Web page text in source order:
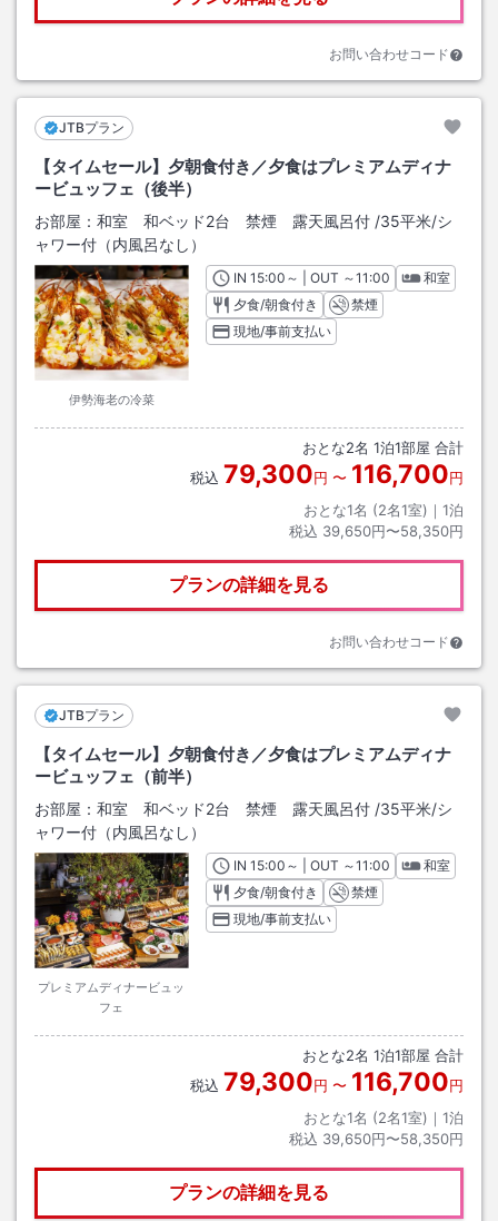
お問い合わせコード
JTBプラン
【タイムセール】夕朝食付き／夕食はプレミアムディナ
ービュッフェ（後半）
お部屋： 和室 和ベッド2台 禁煙 露天風呂付 /35平米/シ
ャワー付（内風呂なし）
伊勢海老の冷菜
INチェックイン
15:00 ～ | OUT チェックアウト
～11:00
和室
夕食/朝食付き
禁煙
現地/事前支払い
おとな2名 1泊1部屋 合計
税込 79,300円 〜 116,700円
おとな1名 (2名1室)｜ 1泊
税込 39,650円〜58,350円
プランの詳細を見る
お問い合わせコード
JTBプラン
【タイムセール】夕朝食付き／夕食はプレミアムディナ
ービュッフェ（前半）
お部屋： 和室 和ベッド2台 禁煙 露天風呂付 /35平米/シ
ャワー付（内風呂なし）
プレミアムディナービュッ
フェ
INチェックイン
15:00 ～ | OUT チェックアウト
～11:00
和室
夕食/朝食付き
禁煙
現地/事前支払い
おとな2名 1泊1部屋 合計
税込 79,300円 〜 116,700円
おとな1名 (2名1室)｜ 1泊
税込 39,650円〜58,350円
プランの詳細を見る